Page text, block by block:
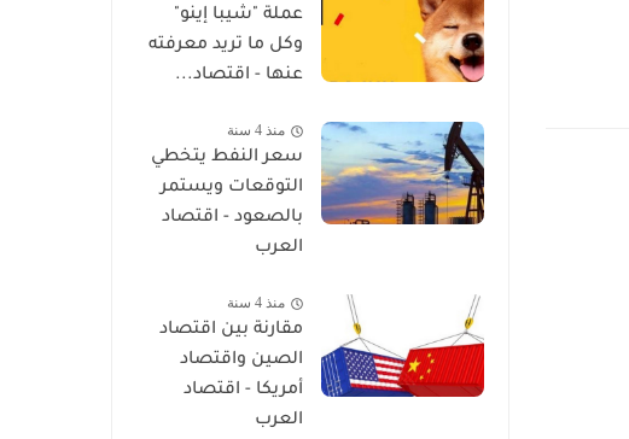
عملة "شيبا إينو"
وكل ما تريد معرفته
عنها - اقتصاد...
منذ 4 سنة
سعر النفط يتخطي
التوقعات ويستمر
بالصعود - اقتصاد
العرب
منذ 4 سنة
مقارنة بين اقتصاد
الصين واقتصاد
أمريكا - اقتصاد
العرب